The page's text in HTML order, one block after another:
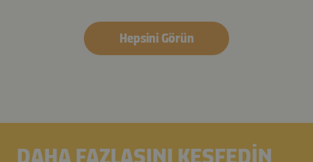
Hepsini Görün
DAHA FAZLASINI KEŞFEDIN